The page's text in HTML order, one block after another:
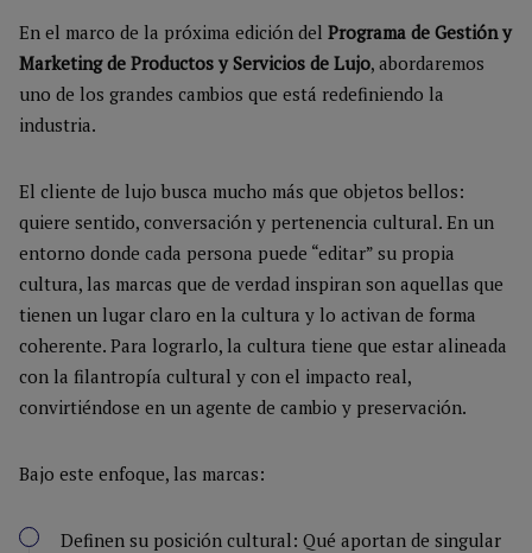
En el marco de la próxima edición del Programa de Gestión y
Marketing de Productos y Servicios de Lujo, abordaremos
uno de los grandes cambios que está redefiniendo la
industria.
El cliente de lujo busca mucho más que objetos bellos:
quiere sentido, conversación y pertenencia cultural. En un
entorno donde cada persona puede “editar” su propia
cultura, las marcas que de verdad inspiran son aquellas que
tienen un lugar claro en la cultura y lo activan de forma
coherente. Para lograrlo, la cultura tiene que estar alineada
con la filantropía cultural y con el impacto real,
convirtiéndose en un agente de cambio y preservación.
Bajo este enfoque, las marcas:
Definen su posición cultural: Qué aportan de singular